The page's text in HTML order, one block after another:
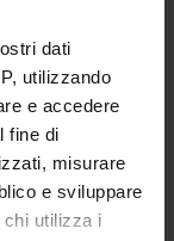
dati
utilizzando
e accedere
fine di
misurare
e sviluppare
utilizza i